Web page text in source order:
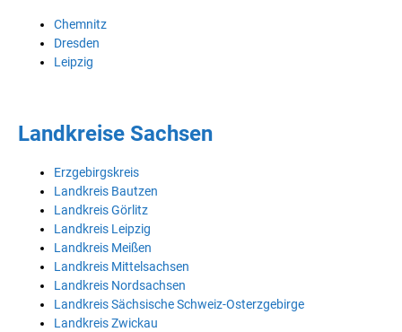
Chemnitz
Dresden
Leipzig
Landkreise Sachsen
Erzgebirgskreis
Landkreis Bautzen
Landkreis Görlitz
Landkreis Leipzig
Landkreis Meißen
Landkreis Mittelsachsen
Landkreis Nordsachsen
Landkreis Sächsische Schweiz-Osterzgebirge
Landkreis Zwickau